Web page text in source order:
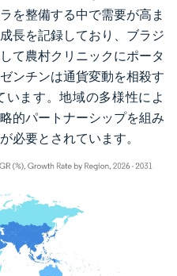
を整備する中で需要が高ま
長を記録しており、ブラジ
て農村クリニックにポータ
ンチンは通貨変動を相殺す
ます。地域の多様性によ
的パートナーシップを組み
必要とされています。